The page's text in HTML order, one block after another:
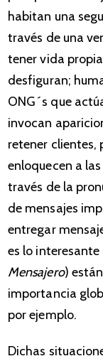
habitan una
través de una
tener vida
desfiguran;
ONG´s que
invocan
retener clientes,
enloquecen a
través de la
de mensajes
entregar
es lo
Mensajero)
importancia
por ejemplo.
Dichas